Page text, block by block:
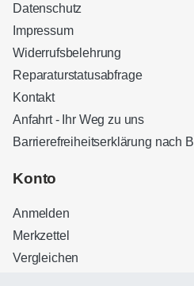
Datenschutz
Impressum
Widerrufsbelehrung
Reparaturstatusabfrage
Kontakt
Anfahrt - Ihr Weg zu uns
Barrierefreiheitserklärung nach
Konto
Anmelden
Merkzettel
Vergleichen